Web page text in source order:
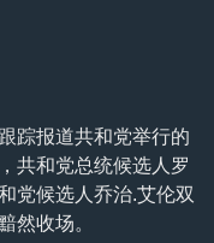
踪报道共和党举行的
共和党总统候选人罗
党候选人乔治.艾伦双
然收场。